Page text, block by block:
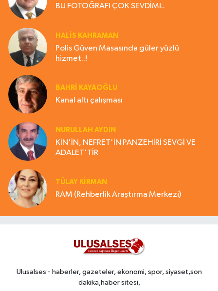
BU FOTOĞRAFI ÇOK SEVDİM!..
HALIS KAHRAMAN
Polis Güven Masasında güler yüzlü
hizmet..!
BAHRI KAYAOĞLU
Kanal altı çalışması
NURULLAH AYDIN
KİN'İN, NEFRET'İN PANZEHİRİ SEVGİ VE
ADALET'TİR
TÜLAY KİRMAN
RAM (Rehberlik Araştırma Merkezi)
Ulusalses - haberler, gazeteler, ekonomi, spor, siyaset,son
dakika,haber sitesi,